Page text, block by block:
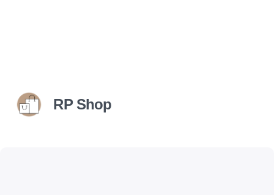
RP Shop